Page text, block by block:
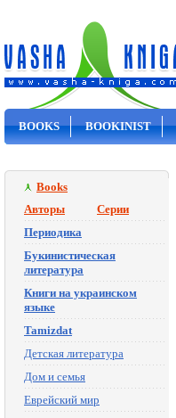
BOOKS BOOKINIST
Books
Авторы
Серии
Периодика
Букинистическая
литература
Книги на украинском
языке
Tamizdat
Детская литература
Дом и семья
Еврейский мир